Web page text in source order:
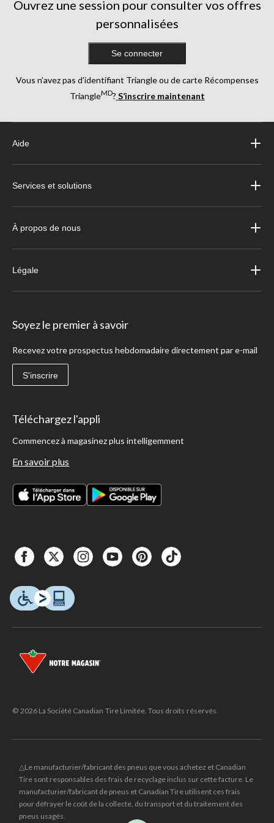
Ouvrez une session pour consulter vos offres
personnalisées
Se connecter
Vous n’avez pas d’identifiant Triangle ou de carte Récompenses
TriangleMD? S’inscrire maintenant
Aide
Services et solutions
À propos de nous
Légale
Soyez le premier à savoir
Recevez votre prospectus hebdomadaire directement par e-mail
S'inscrire
Téléchargez l'appli
Commencez à magasinez plus intelligemment
En savoir plus
© 2026 La Société Canadian Tire Limitée. Tous droits réservés.
△Le manufacturier/fabricant des pneus que vous achetez et Canadian
Tire sont responsables des frais de recyclage inclus sur cette facture. Le
manufacturier/fabricant de pneus et Canadian Tire utilisent ces frais
pour défrayer le coût de la collecte, du transport et du traitement des
pneus usagés.